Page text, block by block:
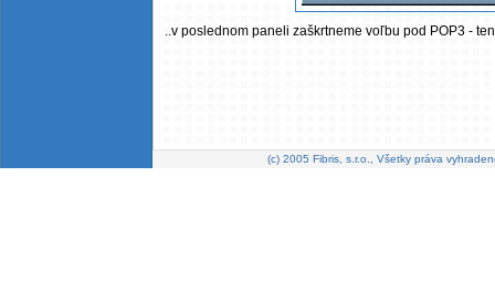
..v poslednom paneli zaškrtneme voľbu pod POP3 -
(c) 2005 Fibris, s.r.o., Všetky práva